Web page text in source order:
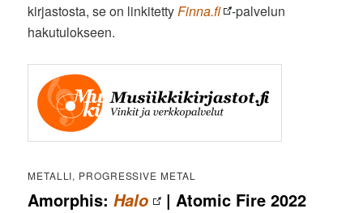
kirjastosta, se on linkitetty Finna.fi
-palvelun
hakutulokseen.
METALLI, PROGRESSIVE METAL
Amorphis:Halo | Atomic Fire 2022